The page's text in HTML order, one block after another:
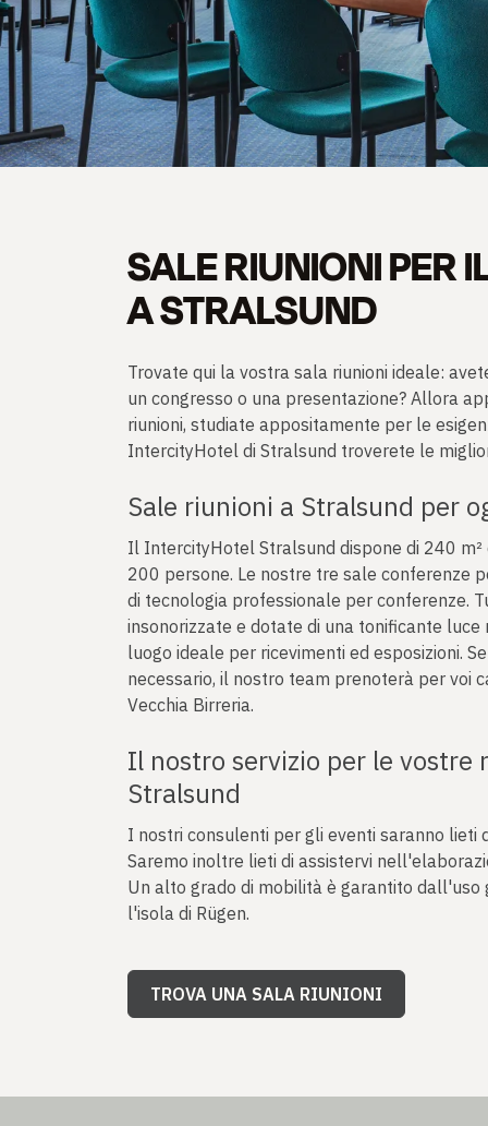
TROVA LA SALA RIUNIONI
SALE RIUNIONI PER
A STRALSUND
Trovate qui la vostra sala riunioni ideale:
un congresso o una presentazione? Allora
riunioni, studiate appositamente per le
IntercityHotel di Stralsund troverete le
Sale riunioni a Stralsund per
Il IntercityHotel Stralsund dispone di 240 m²
200 persone. Le nostre tre sale conferenze
di tecnologia professionale per conferenze.
insonorizzate e dotate di una tonificante
luogo ideale per ricevimenti ed esposizioni.
necessario, il nostro team prenoterà per voi
Vecchia Birreria.
Il nostro servizio per le vostre
Stralsund
I nostri consulenti per gli eventi saranno lieti
Saremo inoltre lieti di assistervi
Un alto grado di mobilità è garantito
l'isola di Rügen.
TROVA UNA SALA RIUNIONI